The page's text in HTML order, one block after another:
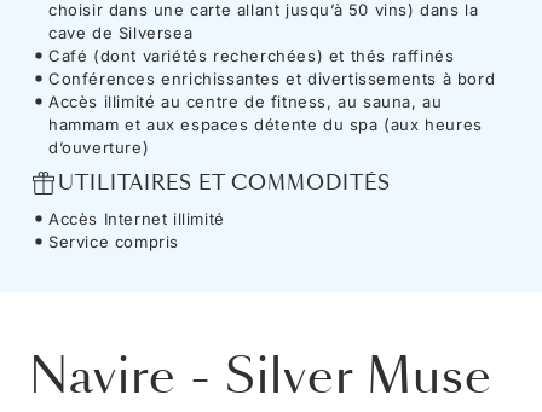
choisir dans une carte allant jusqu’à 50 vins) dans la
cave de Silversea
Café (dont variétés recherchées) et thés raffinés
Conférences enrichissantes et divertissements à bord
Accès illimité au centre de fitness, au sauna, au
hammam et aux espaces détente du spa (aux heures
d’ouverture)
UTILITAIRES ET COMMODITÉS
Accès Internet illimité
Service compris
Navire - Silver Muse